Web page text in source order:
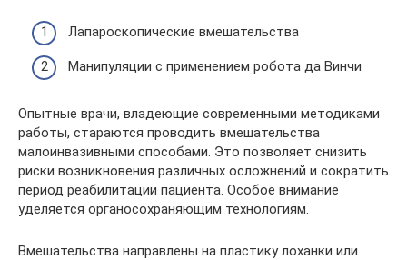
Лапароскопические вмешательства
Манипуляции с применением робота да Винчи
Опытные врачи, владеющие современными методиками
работы, стараются проводить вмешательства
малоинвазивными способами. Это позволяет снизить
риски возникновения различных осложнений и сократить
период реабилитации пациента. Особое внимание
уделяется органосохраняющим технологиям.
Вмешательства направлены на пластику лоханки или